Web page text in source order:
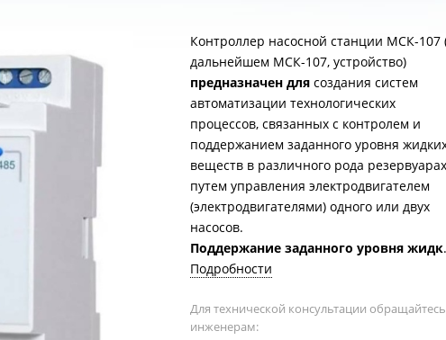
Контроллер насосной станции МСК-107
дальнейшем МСК-107, устройство)
предназначен для создания систем
автоматизации технологических
процессов, связанных с контролем и
поддержанием заданного уровня
веществ в различного рода резервуарах
путем управления электродвигателем
(электродвигателями) одного или двух
насосов.
Поддержание заданного уровня
веществ обеспечивается
до 1 кВт– встроенным реле нагрузки;-
при трехфазном двигателе или при
Подробности
Для технической консультации
инженерам: